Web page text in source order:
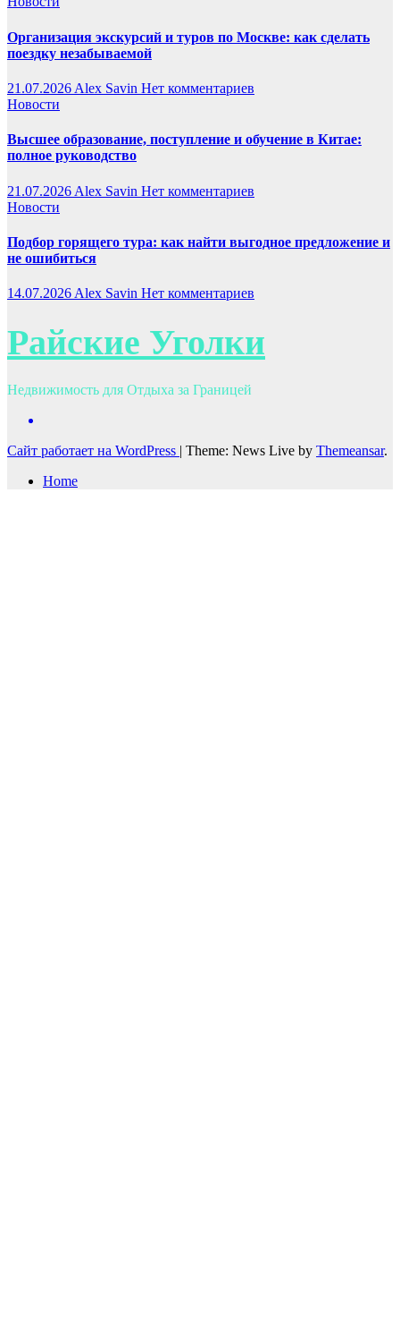
Организация экскурсий и туров по Москве: как сделать
поездку незабываемой
21.07.2026 Alex Savin Нет комментариев
Новости
Высшее образование, поступление и обучение в Китае:
полное руководство
21.07.2026 Alex Savin Нет комментариев
Новости
Подбор горящего тура: как найти выгодное предложение и
не ошибиться
14.07.2026 Alex Savin Нет комментариев
Райские Уголки
Недвижимость для Отдыха за Границей
Сайт работает на WordPress | Theme: News Live by Themeansar.
Home